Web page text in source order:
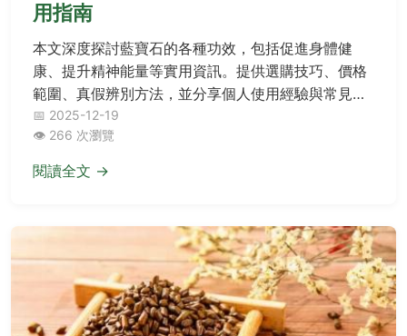
用指南
本文深度探討藍寶石的各種功效，包括促進身體健
康、提升精神能量等實用資訊。提供選購技巧、價格
範圍、真假辨別方法，並分享個人使用經驗與常見問
題解答，幫助您全面了解藍寶石並做出最佳選擇。
📅 2025-12-19
👁️ 266 次瀏覽
閱讀全文 →